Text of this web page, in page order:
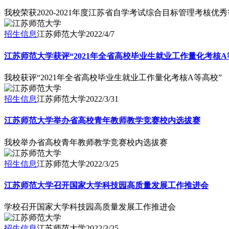
我校荣获2020-2021年度江苏省自学考试综合目标管理考核优秀
招生信息江苏师范大学2022/4/7
江苏师范大学获评“2021年全省高校毕业生就业工作量化考核A
我校获评“2021年全省高校毕业生就业工作量化考核A等高校”
招生信息江苏师范大学2022/3/31
江苏师范大学举办省高校青年教师教学竞赛校内选拔赛
我校举办省高校青年教师教学竞赛校内选拔赛
招生信息江苏师范大学2022/3/25
江苏师范大学召开国家大学科技园高质量发展工作推进会
学校召开国家大学科技园高质量发展工作推进会